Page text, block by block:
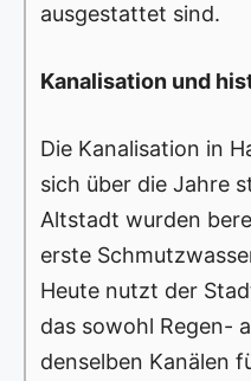
ausgestattet sind.
Kanalisation und
Die Kanalisation in
sich über die Jahre
Altstadt wurden
erste
Heute nutzt der
das sowohl Regen-
denselben Kanälen